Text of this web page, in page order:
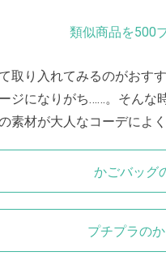
類似商品を500
取り入れてみるのがおす
ジになりがち……。そんな
素材が大人なコーデによ
かごバッグ
プチプラの